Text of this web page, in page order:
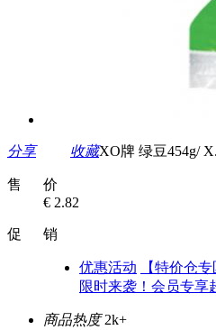
分享 收藏XO牌 绿豆454g/
售 价
€ 2.82
促 销
优惠活动
【特价仓
限时来袭！会员专享
商品热度 2k+